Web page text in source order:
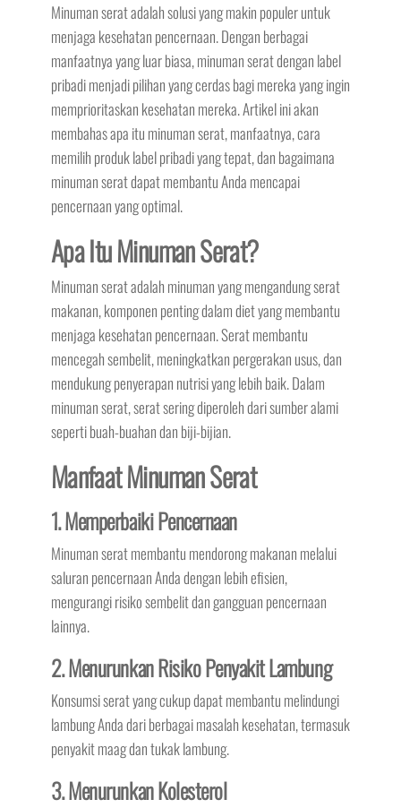
Minuman serat adalah solusi yang makin populer untuk
menjaga kesehatan pencernaan. Dengan berbagai
manfaatnya yang luar biasa, minuman serat dengan label
pribadi menjadi pilihan yang cerdas bagi mereka yang ingin
memprioritaskan kesehatan mereka. Artikel ini akan
membahas apa itu minuman serat, manfaatnya, cara
memilih produk label pribadi yang tepat, dan bagaimana
minuman serat dapat membantu Anda mencapai
pencernaan yang optimal.
Apa Itu Minuman Serat?
Minuman serat adalah minuman yang mengandung serat
makanan, komponen penting dalam diet yang membantu
menjaga kesehatan pencernaan. Serat membantu
mencegah sembelit, meningkatkan pergerakan usus, dan
mendukung penyerapan nutrisi yang lebih baik. Dalam
minuman serat, serat sering diperoleh dari sumber alami
seperti buah-buahan dan biji-bijian.
Manfaat Minuman Serat
1. Memperbaiki Pencernaan
Minuman serat membantu mendorong makanan melalui
saluran pencernaan Anda dengan lebih efisien,
mengurangi risiko sembelit dan gangguan pencernaan
lainnya.
2. Menurunkan Risiko Penyakit Lambung
Konsumsi serat yang cukup dapat membantu melindungi
lambung Anda dari berbagai masalah kesehatan, termasuk
penyakit maag dan tukak lambung.
3. Menurunkan Kolesterol